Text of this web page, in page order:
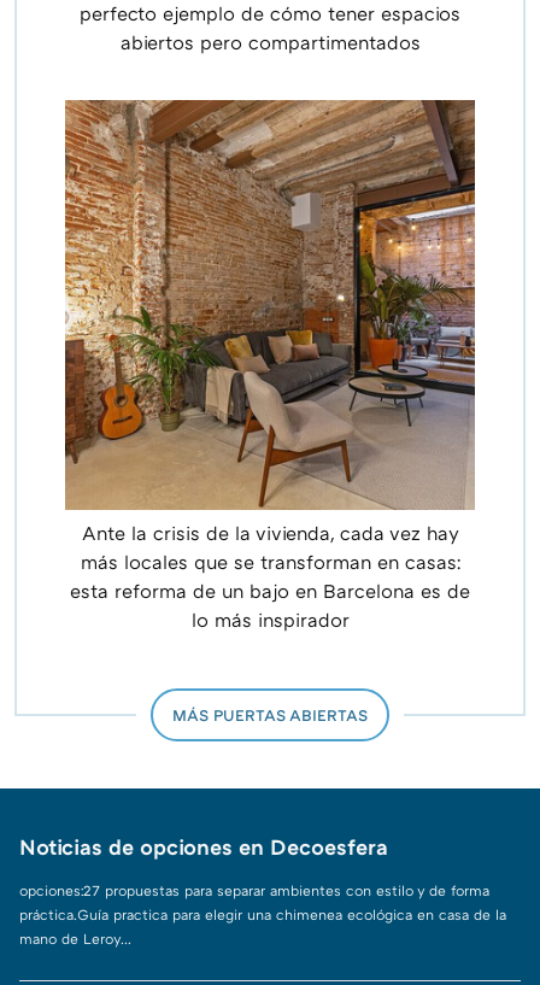
perfecto ejemplo de cómo tener espacios
abiertos pero compartimentados
Ante la crisis de la vivienda, cada vez hay
más locales que se transforman en casas:
esta reforma de un bajo en Barcelona es de
lo más inspirador
MÁS PUERTAS ABIERTAS
Noticias de opciones en Decoesfera
opciones:27 propuestas para separar ambientes con estilo y de forma
práctica.Guía practica para elegir una chimenea ecológica en casa de la
mano de Leroy...